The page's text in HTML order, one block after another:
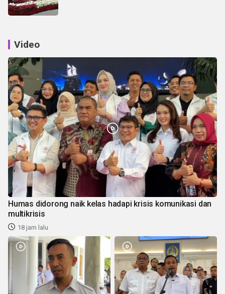
Video
Humas didorong naik kelas hadapi krisis komunikasi dan
multikrisis
18 jam lalu